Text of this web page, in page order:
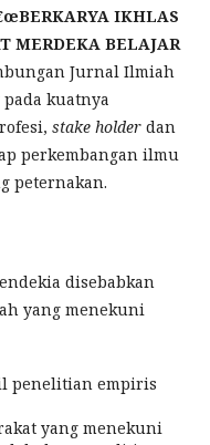
IKHLAS
MERDEKA BELAJAR
Jurnal Ilmiah
kuatnya
stake holder dan
perkembangan ilmu
peternakan.
disebabkan
yang menekuni
penelitian empiris
yang menekuni